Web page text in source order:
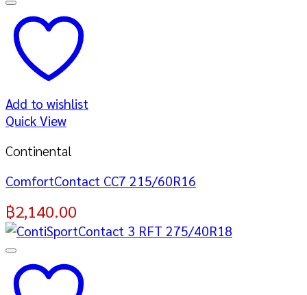
Add to wishlist
Quick View
Continental
ComfortContact CC7 215/60R16
฿2,140.00